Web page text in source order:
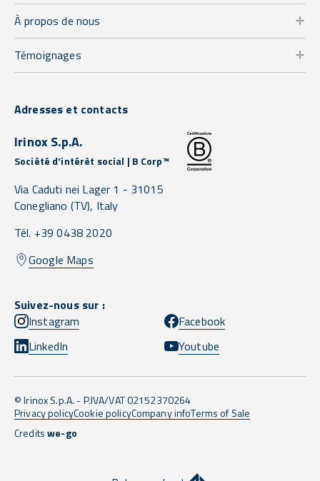
À propos de nous
Témoignages
Adresses et contacts
Irinox S.p.A.
Société d'intérêt social | B Corp™
Via Caduti nei Lager 1 - 31015
Conegliano (TV), Italy
Tél. +39 0438 2020
Google Maps
Suivez-nous sur :
Instagram
Facebook
LinkedIn
Youtube
© Irinox S.p.A. - P.IVA/VAT 02152370264
Privacy policyCookie policyCompany infoTerms of Sale
Creditswe-go